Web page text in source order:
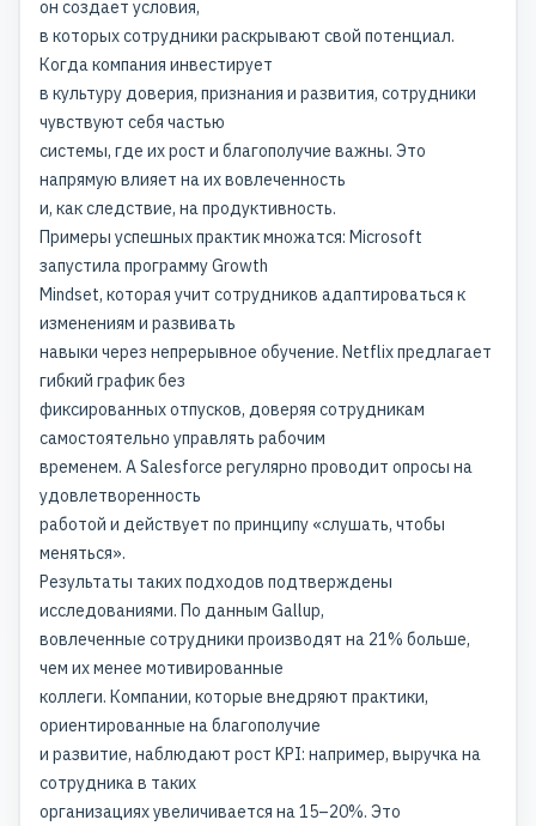
он создает условия,
в которых сотрудники раскрывают свой потенциал.
Когда компания инвестирует
в культуру доверия, признания и развития, сотрудники
чувствуют себя частью
системы, где их рост и благополучие важны. Это
напрямую влияет на их вовлеченность
и, как следствие, на продуктивность.
Примеры успешных практик множатся: Microsoft
запустила программу Growth
Mindset, которая учит сотрудников адаптироваться к
изменениям и развивать
навыки через непрерывное обучение. Netflix предлагает
гибкий график без
фиксированных отпусков, доверяя сотрудникам
самостоятельно управлять рабочим
временем. А Salesforce регулярно проводит опросы на
удовлетворенность
работой и действует по принципу «слушать, чтобы
меняться».
Результаты таких подходов подтверждены
исследованиями. По данным Gallup,
вовлеченные сотрудники производят на 21% больше,
чем их менее мотивированные
коллеги. Компании, которые внедряют практики,
ориентированные на благополучие
и развитие, наблюдают рост KPI: например, выручка на
сотрудника в таких
организациях увеличивается на 15–20%. Это